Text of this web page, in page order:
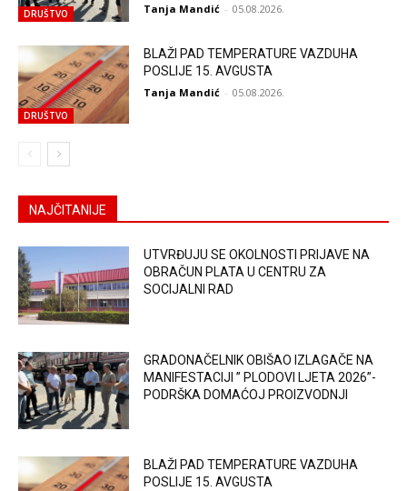
DRUŠTVO Tanja Mandić - 05.08.2026.
DRUŠTVO
BLAŽI PAD TEMPERATURE VAZDUHA
POSLIJE 15. AVGUSTA
Tanja Mandić - 05.08.2026.
NAJČITANIJE
UTVRĐUJU SE OKOLNOSTI PRIJAVE NA
OBRAČUN PLATA U CENTRU ZA
SOCIJALNI RAD
GRADONAČELNIK OBIŠAO IZLAGAČE NA
MANIFESTACIJI ” PLODOVI LJETA 2026”-
PODRŠKA DOMAĆOJ PROIZVODNJI
BLAŽI PAD TEMPERATURE VAZDUHA
POSLIJE 15. AVGUSTA